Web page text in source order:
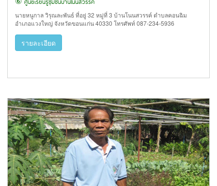
นายหนูกาล วิรุณละพันธ์ ที่อยู่ 32 หมู่ที่ 3 บ้านโนนสวรรค์ ตำบลคอนฉิม
อำเภอแวงใหญ่ จังหวัดขอนแก่น 40330 โทรศัพท์ 087-234-5936
รายละเอียด